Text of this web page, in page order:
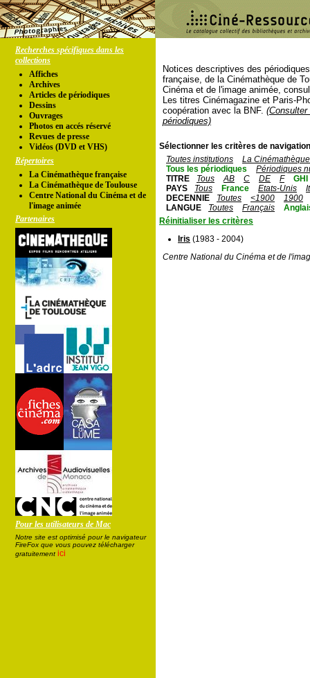
Recherches spécifiques dans les
collections
Affiches
Archives
Articles de périodiques
Dessins
Ouvrages
Photos en accés réservé
Revues de presse
Vidéos (DVD et VHS)
Répertoires
La Cinémathèque française
La Cinémathèque de Toulouse
Centre National du Cinéma et de
l'image animée
Partenaires
Pour les utilisateurs de Mac
Notre site est optimisé pour le navigateur
FireFox que vous pouvez télécharger
gratuitement ici
Notices descriptives des
française, de la Cinémathèque de
Cinéma et de l'image animée,
Les titres Cinémagazine et Paris-
coopération avec la BNF.
périodiques)
Sélectionner les critères de
Toutes institutions
La
Tous les périodiques
Périodiques
TITRE
Tous AB C DE F
GHI
PAYS
Tous France Etats-Unis
DECENNIE
Toutes <1900
1900
LANGUE
Toutes Français
Réinitialiser les critères
Iris (1983 - 2004)
Centre National du Cinéma et de